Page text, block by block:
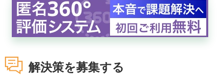
資本政策を無料でお試し
無料でアンケート
匿名360°評価
解決策を募集する